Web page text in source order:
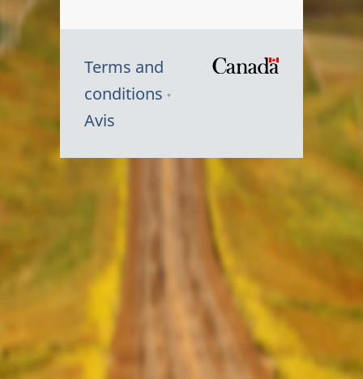
Terms and
conditions
Avis
Symbole
Canada